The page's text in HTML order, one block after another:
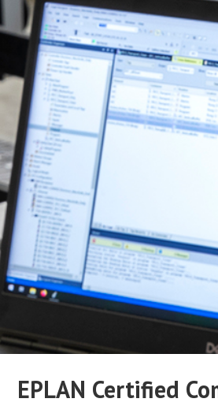
EPLAN Certified